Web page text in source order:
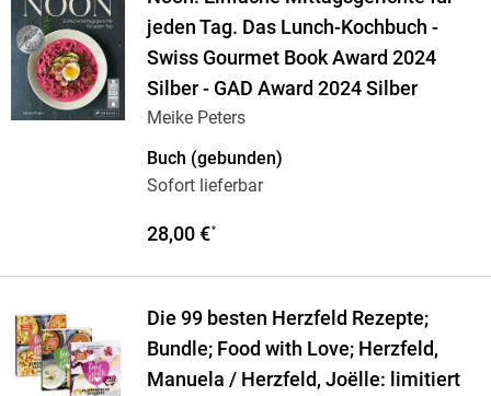
jeden Tag. Das Lunch-Kochbuch -
Swiss Gourmet Book Award 2024
Silber - GAD Award 2024 Silber
Meike Peters
Buch (gebunden)
Sofort lieferbar
28,00 €*
Die 99 besten Herzfeld Rezepte;
Bundle; Food with Love; Herzfeld,
Manuela / Herzfeld, Joëlle: limitiert